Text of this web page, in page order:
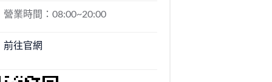
營業時間：08:00~20:00
前往官網